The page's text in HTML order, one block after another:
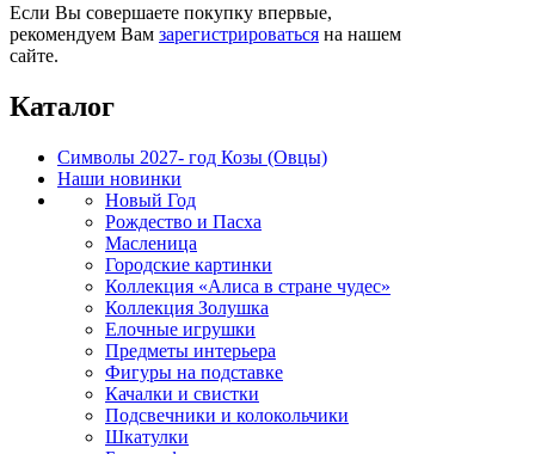
Если Вы совершаете покупку впервые,
рекомендуем Вам зарегистрироваться на нашем
сайте.
Каталог
Символы 2027- год Козы (Овцы)
Наши новинки
Новый Год
Рождество и Пасха
Масленица
Городские картинки
Коллекция «Алиса в стране чудес»
Коллекция Золушка
Елочные игрушки
Предметы интерьера
Фигуры на подставке
Качалки и свистки
Подсвечники и колокольчики
Шкатулки